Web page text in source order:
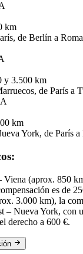
km
de Berlín a
y 3.500 km
de París a
km
York, de París
Viena (aprox. 850
es de
3.000 km), la
– Nueva York, con
derecho a 600 €.